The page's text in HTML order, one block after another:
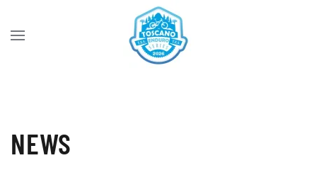
Skip to main content
NEWS